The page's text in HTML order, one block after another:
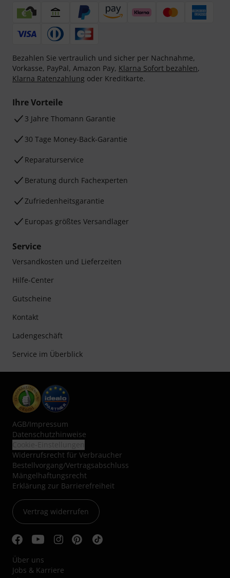
Bezahlen Sie vertraulich und sicher per Nachnahme,
Vorkasse, PayPal, Amazon Pay, Klarna Sofort bezahlen,
Klarna Ratenzahlung oder Kreditkarte.
Ihre Vorteile
3 Jahre Thomann Garantie
30 Tage Money-Back-Garantie
Reparaturservice
Beratung durch Fachexperten
Zufriedenheitsgarantie
Europas größtes Versandlager
Service
Versandkosten und Lieferzeiten
Hilfe-Center
Gutscheine
Kontakt
Ladengeschäft
Service im Überblick
AGB/Impressum
Datenschutzhinweise
Widerrufsrecht für Verbraucher
Bestellvorgang/Vertragsabschluss
Mängelhaftungsrecht
Erklärung zur Barrierefreiheit
Vertrag widerrufen
Über uns
Jobs & Karriere